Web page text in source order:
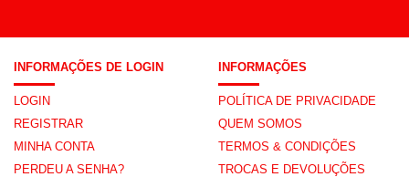
INFORMAÇÕES DE LOGIN
LOGIN
REGISTRAR
MINHA CONTA
PERDEU A SENHA?
INFORMAÇÕES
POLÍTICA DE PRIVACIDADE
QUEM SOMOS
TERMOS & CONDIÇÕES
TROCAS E DEVOLUÇÕES